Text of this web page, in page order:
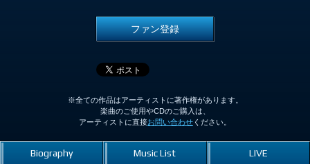
ファン登録
※全ての作品はアーティストに著作権があります。
楽曲のご使用やCDのご購入は、
アーティストに直接お問い合わせ ください。
Biography Music List LIVE